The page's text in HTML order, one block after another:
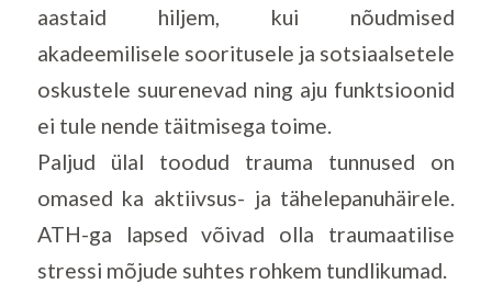
aastaid hiljem, kui nõudmised
akadeemilisele sooritusele ja sotsiaalsetele
oskustele suurenevad ning aju funktsioonid
ei tule nende täitmisega toime.
Paljud ülal toodud trauma tunnused on
omased ka aktiivsus- ja tähelepanuhäirele.
ATH-ga lapsed võivad olla traumaatilise
stressi mõjude suhtes rohkem tundlikumad.